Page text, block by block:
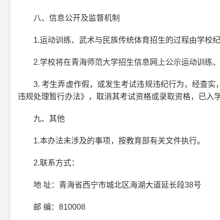
八、信息公开及监督机制
1.运动训练、武术与民族传统体育招生的过程由学校
2.学校将在青海师范大学招生信息网上公示运动训练
3. 考生弄虚作假，或发生考试违规违纪行为，经查实
违规处理暂行办法》，取消其考试资格或录取资格，已
九、其他
1.本办法未涉及的事项，按教育部有关文件执行。
2.联系方式：
地 址：青海省西宁市城北区海湖大道延长段38号
邮 编：810008